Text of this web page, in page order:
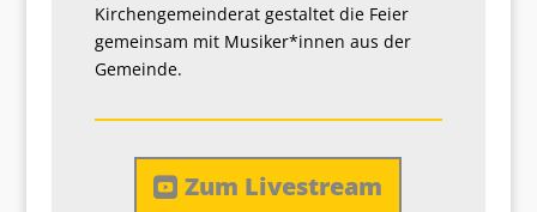
Kirchengemeinderat gestaltet die Feier
gemeinsam mit Musiker*innen aus der
Gemeinde.
Zum Livestream